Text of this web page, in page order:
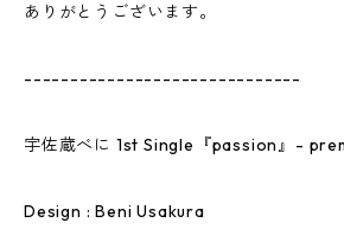
ありがとうございます。
------------------------------
宇佐蔵べに 1st Single『passion』-
Design : Beni Usakura